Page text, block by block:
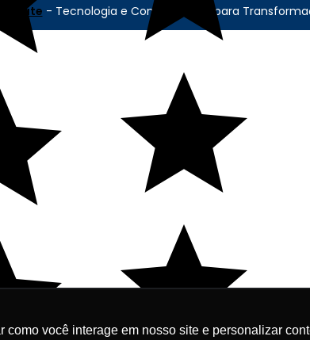
você interage em nosso site e personalizar
Suite - Tecnologia e Comunicação para